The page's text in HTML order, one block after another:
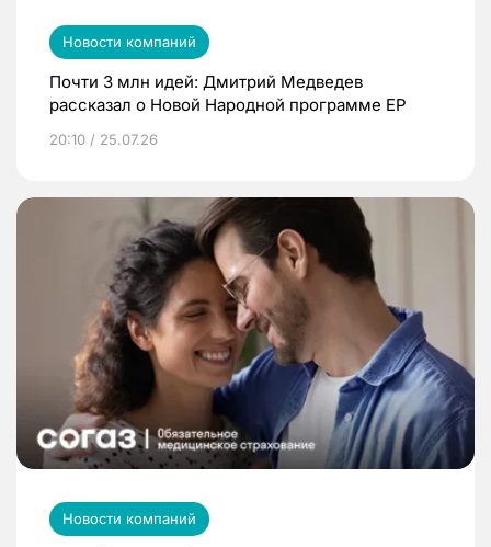
Новости компаний
Почти 3 млн идей: Дмитрий Медведев
рассказал о Новой Народной программе ЕР
20:10 / 25.07.26
Новости компаний